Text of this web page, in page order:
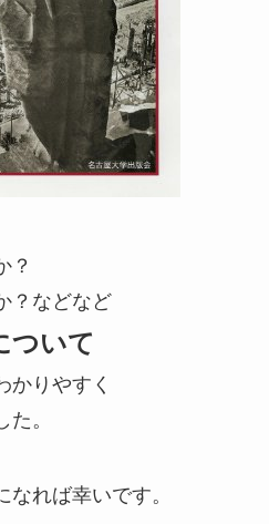
？
？などなど
ついて
かりやすく
。
れば幸いです。